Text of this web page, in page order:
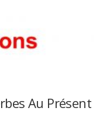
Au Présent